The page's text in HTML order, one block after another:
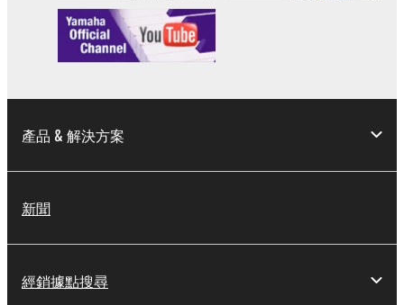
產品 & 解決方案
新聞
經銷據點搜尋